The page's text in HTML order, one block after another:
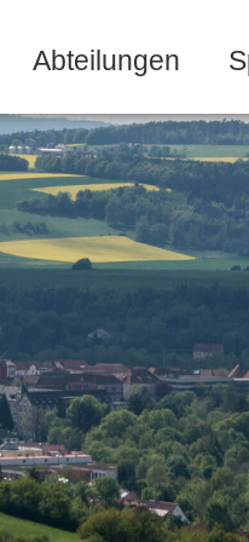
Abteilungen